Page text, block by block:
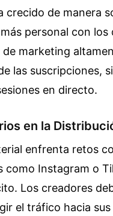
crecido de manera
personal con
marketing
las suscripciones,
en directo.
en la
enfrenta retos
como Instagram o
Los creadores
el tráfico hacia